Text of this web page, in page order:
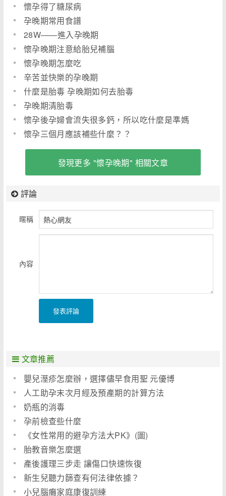
懷孕得了糖尿病
孕晚期常用食譜
28W――進入孕晚期
懷孕晚期注意給胎兒補腦
懷孕晚期怎麼吃
辛苦並快樂的孕晚期
什麼是胎毒 孕晚期如何去胎毒
孕晚期清胎毒
懷孕後孕婦會流失很多鈣，所以吃什麼是準媽
懷孕三個月應該補些什麼？？
發現更多 "懷孕晚期" 相關文章
評論
暱稱
內容
發表評論
文章推薦
嬰兒溼疹怎麼辦，選擇儘早食用聖 元優博
人工助孕末次月經及預產期的計算方法
奶瓶的消毒
孕前檢查些什麼
《女性常用的避孕方法大PK》(圖)
胎教音樂怎麼選
產後護理三步走 讓傷口快速恢復
新生兒聽力篩查有何法律依據？
小兒腦癱家庭康復訓練